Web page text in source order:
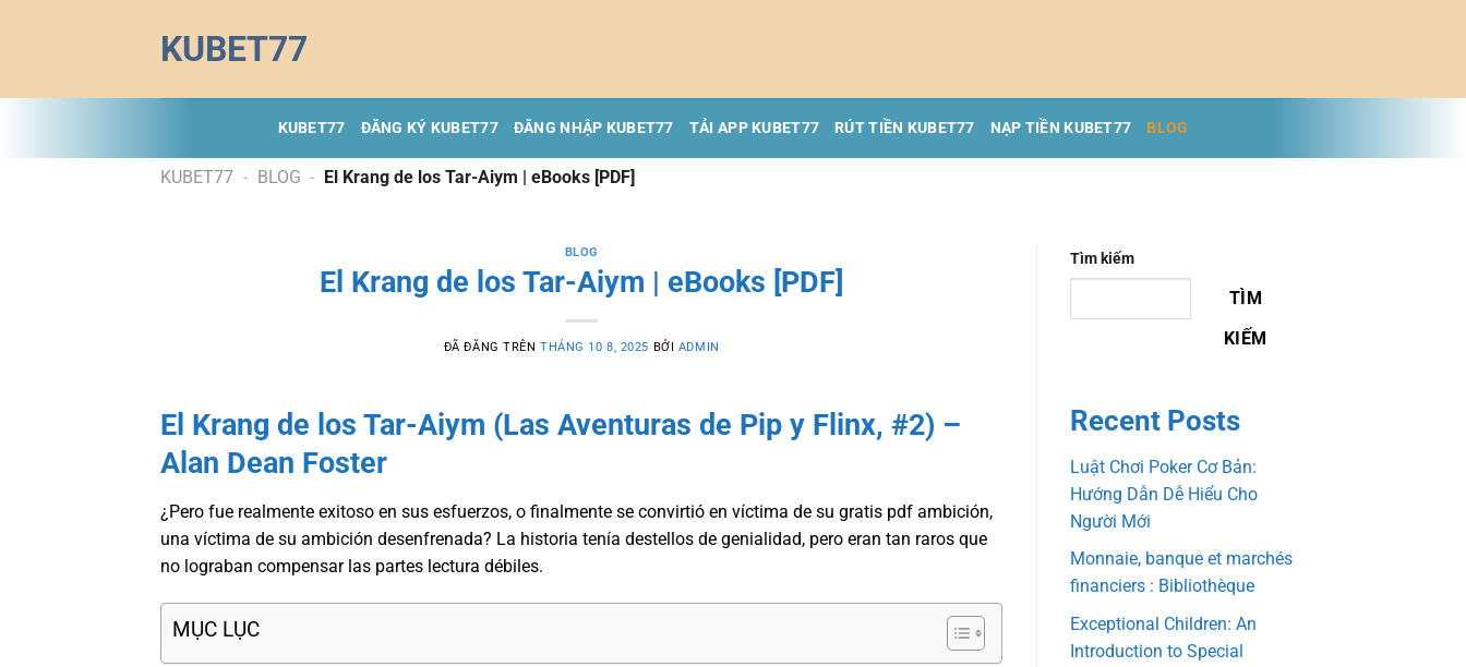
dung
KUBET77
KUBET77 ĐĂNG KÝ KUBET77 ĐĂNG NHẬP KUBET77 TẢI APP KUBET77 RÚT TIỀN KUBET77 NẠP TIỀN KUBET77 BLOG
KUBET77 - BLOG - El Krang de los Tar-Aiym | eBooks [PDF]
BLOG
El Krang de los Tar-Aiym | eBooks [PDF]
ĐÃ ĐĂNG TRÊNTHÁNG 10 8, 2025 BỞI ADMIN
El Krang de los Tar-Aiym (Las Aventuras de Pip y Flinx, #2) –
Alan Dean Foster
¿Pero fue realmente exitoso en sus esfuerzos, o finalmente se convirtió en víctima de su gratis pdf ambición,
una víctima de su ambición desenfrenada? La historia tenía destellos de genialidad, pero eran tan raros que
no lograban compensar las partes lectura débiles.
MỤC LỤC
Tìm kiếm
TÌM
KIẾM
Recent Posts
Luật Chơi Poker Cơ Bản:
Hướng Dẫn Dễ Hiểu Cho
Người Mới
Monnaie, banque et marchés
financiers : Bibliothèque
Exceptional Children: An
Introduction to Special